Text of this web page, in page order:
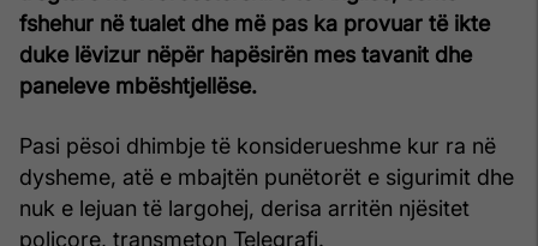
fshehur në tualet dhe më pas ka provuar të ikte
duke lëvizur nëpër hapësirën mes tavanit dhe
paneleve mbështjellëse.
Pasi pësoi dhimbje të konsiderueshme kur ra në
dysheme, atë e mbajtën punëtorët e sigurimit dhe
nuk e lejuan të largohej, derisa arritën njësitet
policore, transmeton Telegrafi.